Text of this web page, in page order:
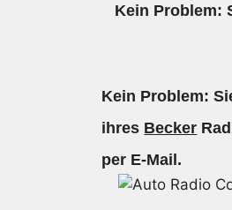
Kein Problem:
Kein Problem:
ihres Becker
per E-Mail.